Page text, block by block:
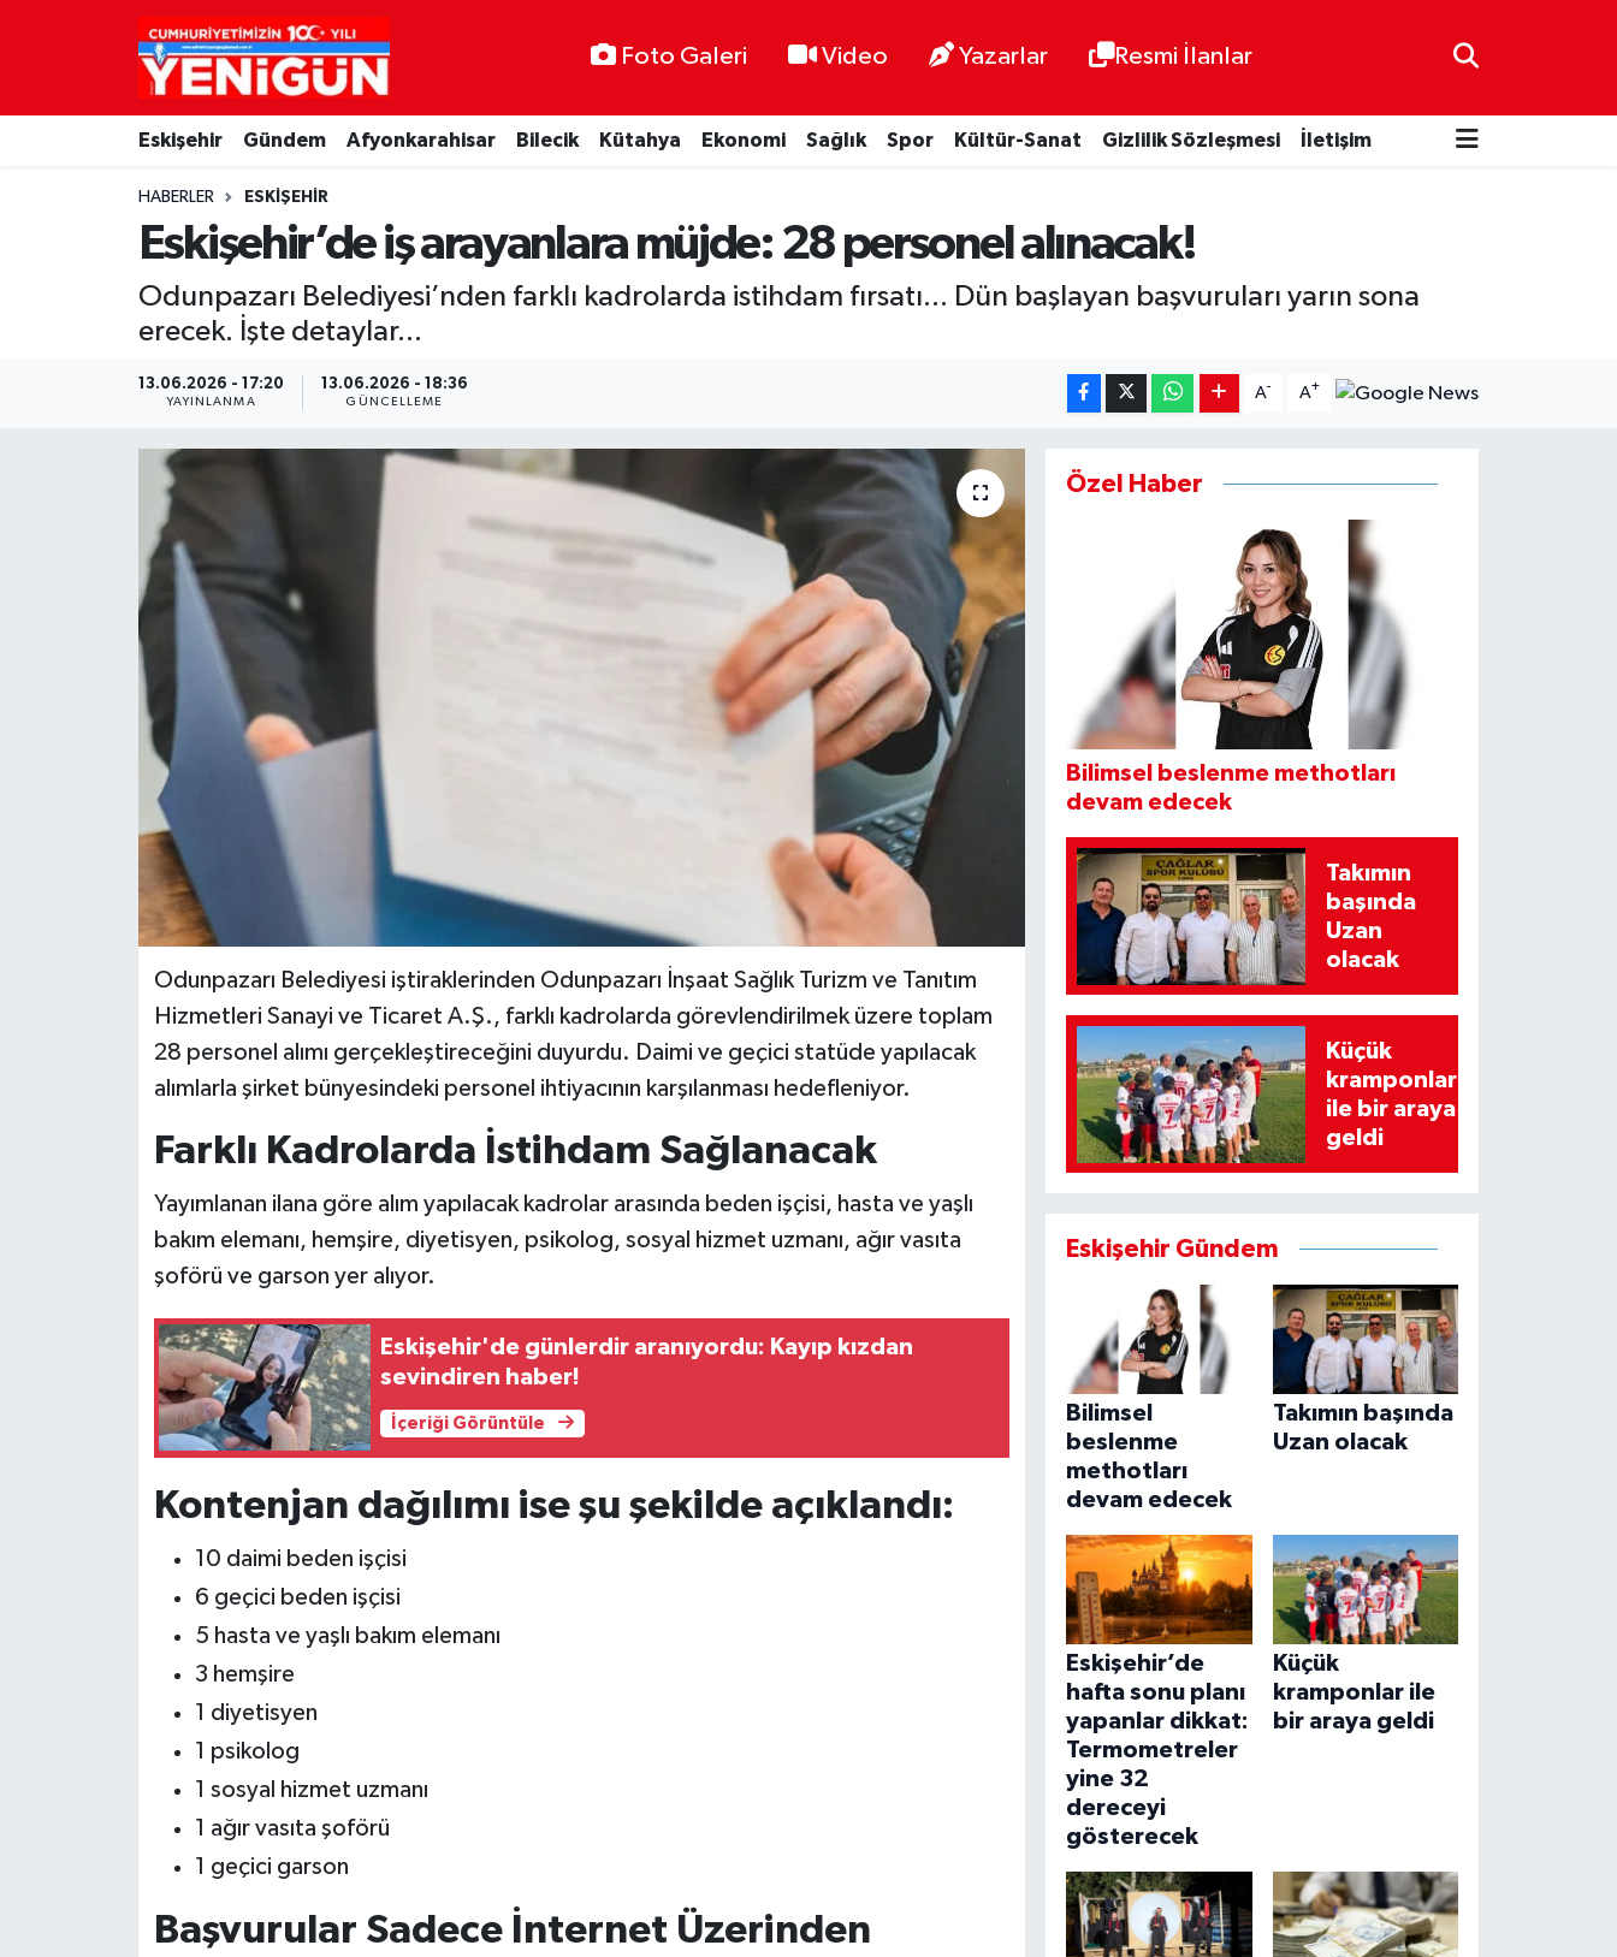
Foto Galeri Video Yazarlar Resmi İlanlar
Eskişehir Gündem Afyonkarahisar Bilecik Kütahya Ekonomi Sağlık Spor Kültür-Sanat Gizlilik Sözleşmesi İletişim
HABERLER ESKIŞEHIR
Eskişehir’de iş arayanlara müjde: 28 personel alınacak!
Odunpazarı Belediyesi’nden farklı kadrolarda istihdam fırsatı... Dün başlayan başvuruları yarın sona
erecek. İşte detaylar...
13.06.2026 - 17:20
YAYINLANMA
13.06.2026 - 18:36
GÜNCELLEME
A- A+
Odunpazarı Belediyesi iştiraklerinden Odunpazarı İnşaat Sağlık Turizm ve Tanıtım
Hizmetleri Sanayi ve Ticaret A.Ş., farklı kadrolarda görevlendirilmek üzere toplam
28 personel alımı gerçekleştireceğini duyurdu. Daimi ve geçici statüde yapılacak
alımlarla şirket bünyesindeki personel ihtiyacının karşılanması hedefleniyor.
Farklı Kadrolarda İstihdam Sağlanacak
Yayımlanan ilana göre alım yapılacak kadrolar arasında beden işçisi, hasta ve yaşlı
bakım elemanı, hemşire, diyetisyen, psikolog, sosyal hizmet uzmanı, ağır vasıta
şoförü ve garson yer alıyor.
Eskişehir'de günlerdir aranıyordu: Kayıp kızdan
sevindiren haber!
İçeriği Görüntüle
Kontenjan dağılımı ise şu şekilde açıklandı:
10 daimi beden işçisi
6 geçici beden işçisi
5 hasta ve yaşlı bakım elemanı
3 hemşire
1 diyetisyen
1 psikolog
1 sosyal hizmet uzmanı
1 ağır vasıta şoförü
1 geçici garson
Başvurular Sadece İnternet Üzerinden
Özel Haber
Bilimsel beslenme methotları
devam edecek
Takımın
başında
Uzan
olacak
Küçük
kramponlar
ile bir araya
geldi
Eskişehir Gündem
Bilimsel
beslenme
methotları
devam edecek
Takımın başında
Uzan olacak
Eskişehir’de
hafta sonu planı
yapanlar dikkat:
Termometreler
yine 32
dereceyi
gösterecek
Küçük
kramponlar ile
bir araya geldi
Nöbetçi Eczaneler
Hava Durumu
Tüm Manşetler
Son Dakika Haberleri
Haber Arşivi